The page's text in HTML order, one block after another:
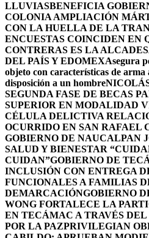
LLUVIASBENEFICIA
COLONIA AMPLIACIÓN
CON LA HUELLA DE LA
ENCUESTAS COINCIDEN EN
CONTRERAS ES LA
DEL PAÍS Y EDOMEXAsegura
objeto con características de arma
disposición a un hombre
SEGUNDA FASE DE BECAS
SUPERIOR EN MODALIDAD
CÉLULA DELICTIVA
OCURRIDO EN SAN RAFAEL
GOBIERNO DE NAUCALPAN
SALUD Y BIENESTAR
CUIDAN”GOBIERNO DE
INCLUSIÓN CON ENTREGA
FUNCIONALES A FAMILIAS
DEMARCACIÓNGOBIERNO
WONG FORTALECE LA
EN TECÁMAC A TRAVÉS
POR LA PAZPRIVILEGIAN